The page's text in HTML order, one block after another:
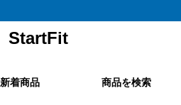
StartFit
新着商品 商品を検索